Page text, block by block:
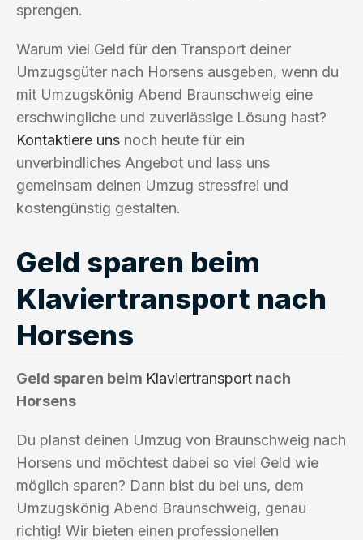
sprengen.
Warum viel Geld für den Transport deiner
Umzugsgüter nach Horsens ausgeben, wenn du
mit Umzugskönig Abend Braunschweig eine
erschwingliche und zuverlässige Lösung hast?
Kontaktiere uns noch heute für ein
unverbindliches Angebot und lass uns
gemeinsam deinen Umzug stressfrei und
kostengünstig gestalten.
Geld sparen beim
Klaviertransport nach
Horsens
Geld sparen beim Klaviertransport nach
Horsens
Du planst deinen Umzug von Braunschweig nach
Horsens und möchtest dabei so viel Geld wie
möglich sparen? Dann bist du bei uns, dem
Umzugskönig Abend Braunschweig, genau
richtig! Wir bieten einen professionellen